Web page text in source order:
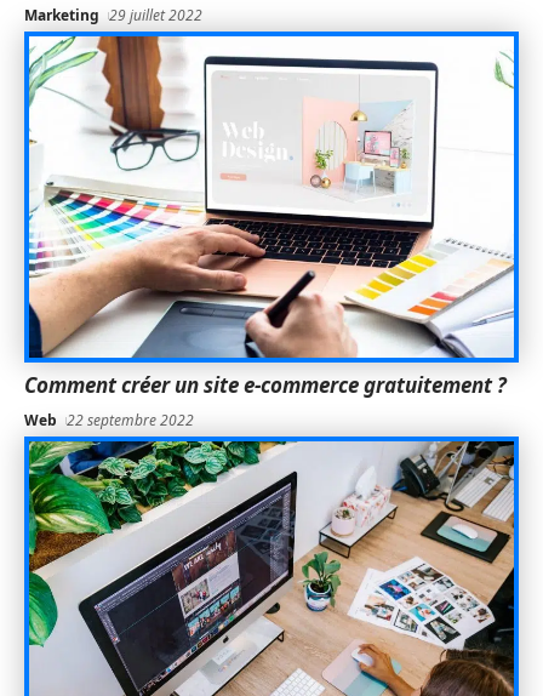
Marketing 29 juillet 2022
Comment créer un site e-commerce gratuitement ?
Web 22 septembre 2022